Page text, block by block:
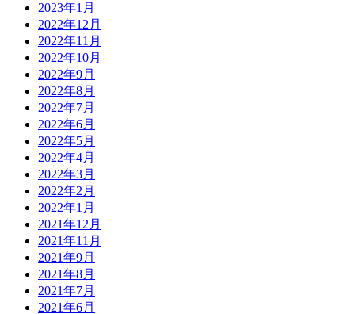
2023年1月
2022年12月
2022年11月
2022年10月
2022年9月
2022年8月
2022年7月
2022年6月
2022年5月
2022年4月
2022年3月
2022年2月
2022年1月
2021年12月
2021年11月
2021年9月
2021年8月
2021年7月
2021年6月